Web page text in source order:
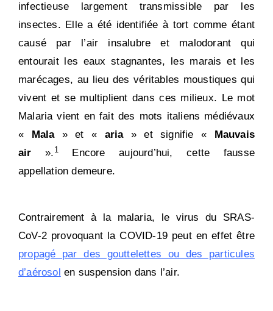
infectieuse largement transmissible par les
insectes. Elle a été identifiée à tort comme étant
causé par l’air insalubre et malodorant qui
entourait les eaux stagnantes, les marais et les
marécages, au lieu des véritables moustiques qui
vivent et se multiplient dans ces milieux. Le mot
Malaria vient en fait des mots italiens médiévaux
«
Mala» et « aria» et signifie «
Mauvais
air ». 1Encore aujourd’hui, cette fausse
appellation demeure.
Contrairement à la malaria, le virus du SRAS-
CoV-2 provoquant la COVID-19 peut en effet être
propagé par des gouttelettes ou des particules
d’aérosol en suspension dans l’air.